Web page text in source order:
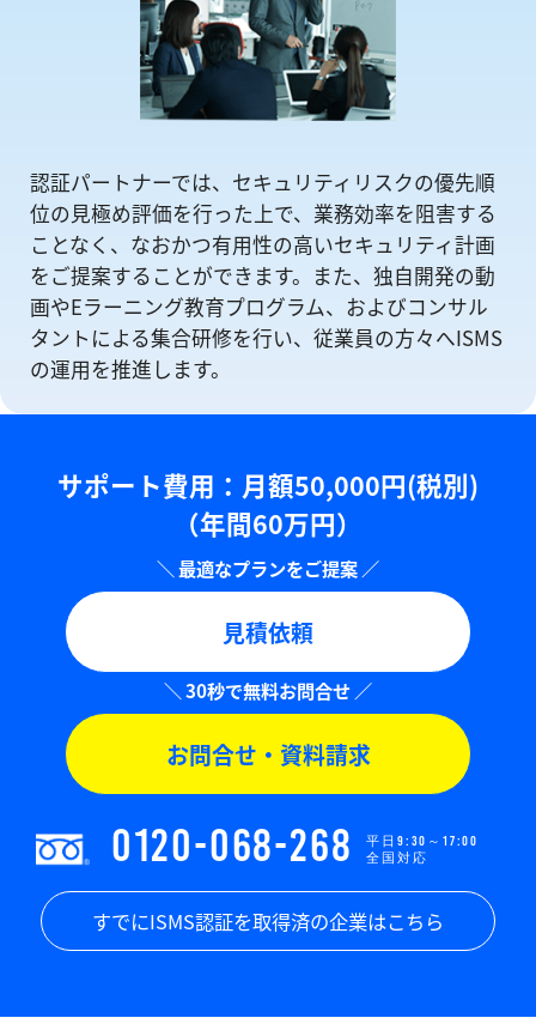
認証パートナーでは、セキュリティリスクの優先順
位の⾒極め評価を⾏った上で、業務効率を阻害する
ことなく、なおかつ有⽤性の⾼いセキュリティ計画
をご提案することができます。また、独自開発の動
画やEラーニング教育プログラム、およびコンサル
タントによる集合研修を⾏い、従業員の方々へISMS
の運⽤を推進します。
サポート費用：⽉額50,000円(税別)
（年間60万円）
見積依頼
お問合せ・資料請求
0120-068-268
平日9:30～17:00
全国対応
すでにISMS認証を取得済の企業はこちら